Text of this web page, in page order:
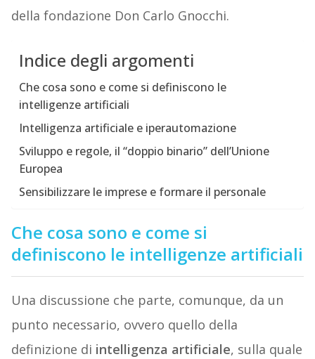
della fondazione Don Carlo Gnocchi.
Indice degli argomenti
Che cosa sono e come si definiscono le
intelligenze artificiali
Intelligenza artificiale e iperautomazione
Sviluppo e regole, il “doppio binario” dell’Unione
Europea
Sensibilizzare le imprese e formare il personale
Che cosa sono e come si
definiscono le intelligenze artificiali
Una discussione che parte, comunque, da un
punto necessario, ovvero quello della
definizione di intelligenza artificiale, sulla quale